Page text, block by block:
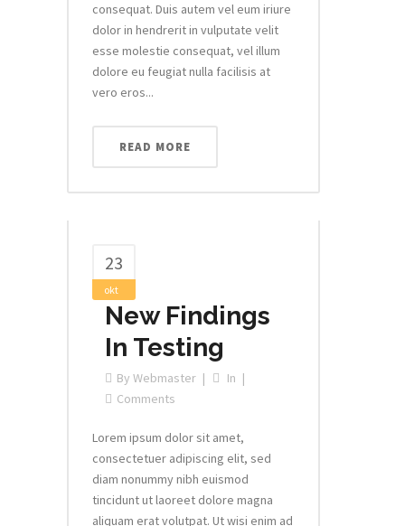
consequat. Duis autem vel eum iriure
dolor in hendrerit in vulputate velit
esse molestie consequat, vel illum
dolore eu feugiat nulla facilisis at
vero eros...
READ MORE
23
okt
New Findings
In Testing
By Webmaster
In
Comments
Lorem ipsum dolor sit amet,
consectetuer adipiscing elit, sed
diam nonummy nibh euismod
tincidunt ut laoreet dolore magna
aliquam erat volutpat. Ut wisi enim ad